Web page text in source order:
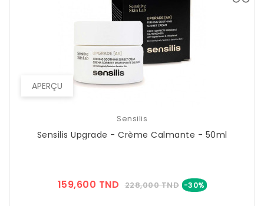
APERÇU
Sensilis
Sensilis Upgrade - Crème Calmante - 50ml
159,600 TND Prix
228,000 TND -30% Prix